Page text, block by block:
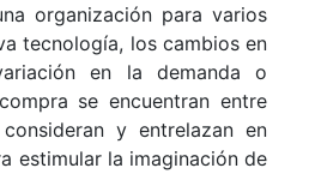
organización para varios
tecnología, los cambios en
en la demanda o
se encuentran entre
y entrelazan en
estimular la imaginación de